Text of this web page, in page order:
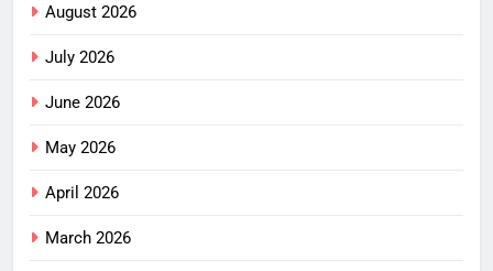
August 2026
July 2026
June 2026
May 2026
April 2026
March 2026